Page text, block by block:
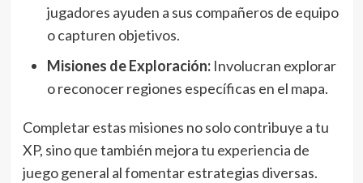
jugadores ayuden a sus compañeros de equipo
o capturen objetivos.
Misiones de Exploración:Involucran explorar
o reconocer regiones específicas en el mapa.
Completar estas misiones no solo contribuye a tu
XP, sino que también mejora tu experiencia de
juego general al fomentar estrategias diversas.